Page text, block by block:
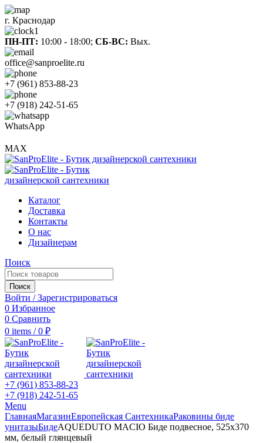
г. Краснодар
ПН-ПТ: 10:00 - 18:00; СБ-ВС: Вых.
office@sanproelite.ru
+7 (961) 853-88-23
+7 (918) 242-51-65
WhatsApp
MAX
Каталог
Доставка
Контакты
О нас
Дизайнерам
Поиск
Поиск
Войти / Зарегистрироваться
0 Избранное
0 Сравнить
0 items / 0 ₽
+7 (961) 853-88-23
+7 (918) 242-51-65
Menu
ГлавнаяМагазинЕвропейская СантехникаРаковины биде
унитазыБидеAQUEDUTO MACIO Биде подвесное, 525х370
мм, белый глянцевый